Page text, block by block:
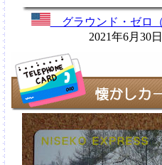
グラウンド・ゼロ（
2021年6月30